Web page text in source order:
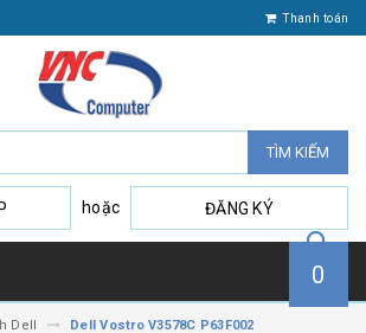
Thanh toán
TÌM KIẾM
hoặc ĐĂNG KÝ
0
Dell Dell Vostro V3578C P63F002